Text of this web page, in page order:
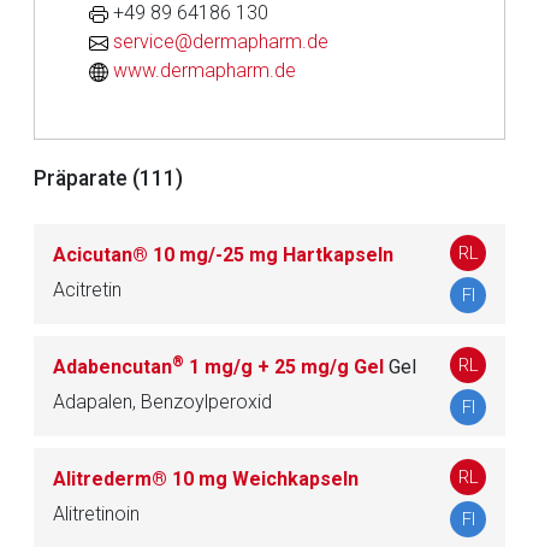
+49 89 64186 130
service@dermapharm.de
www.dermapharm.de
Präparate (111)
Acicutan® 10 mg/-25 mg Hartkapseln
Acitretin
RL
FI
Adabencutan® 1 mg/g + 25 mg/g Gel Gel
Adapalen, Benzoylperoxid
RL
FI
Alitrederm® 10 mg Weichkapseln
Alitretinoin
RL
FI
Aufruf einer externen Seite
Seite. Für die Inhalte der externen Web-Seite ist deren
Betreiber verantwortlich. Ebenso gelten dort ggf. andere
Datenschutzbestimmungen.
Zurück zur rote-liste.de Zur Seite